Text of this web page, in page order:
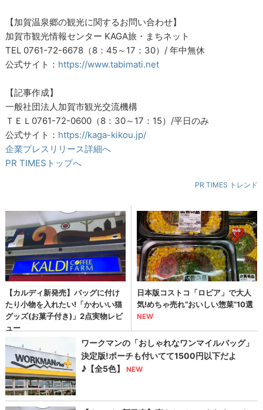
【加賀温泉郷の観光に関するお問い合わせ】
加賀市観光情報センター KAGA旅・まちネット
TEL 0761-72-6678（8：45～17：30）/ 年中無休
公式サイト： https://www.tabimati.net
【記事作成】
一般社団法人加賀市観光交流機構
ＴＥＬ0761-72-0600（8：30～17：15）/平日のみ
公式サイト： https://kaga-kikou.jp/
企業プレスリリース詳細へ
PR TIMESトップへ
PR TIMES トレンド